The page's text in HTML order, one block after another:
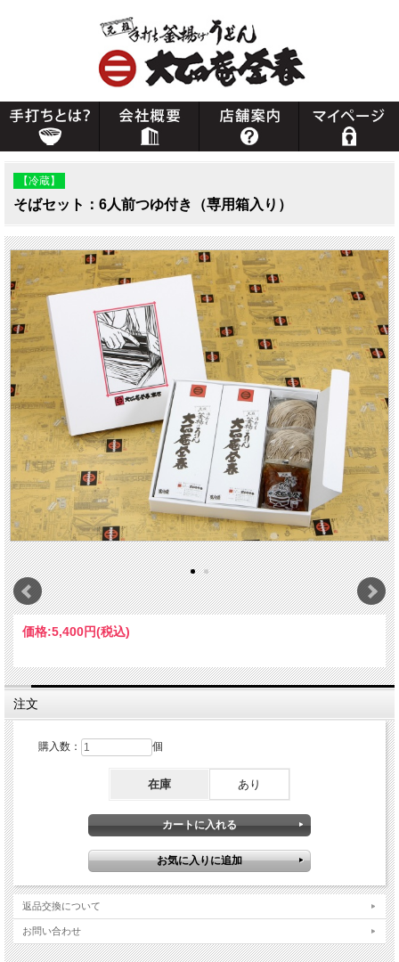
【冷蔵】
そばセット：6人前つゆ付き（専用箱入り）
価格:5,400円(税込)
注文
購入数： 個
在庫 あり
返品交換について
お問い合わせ